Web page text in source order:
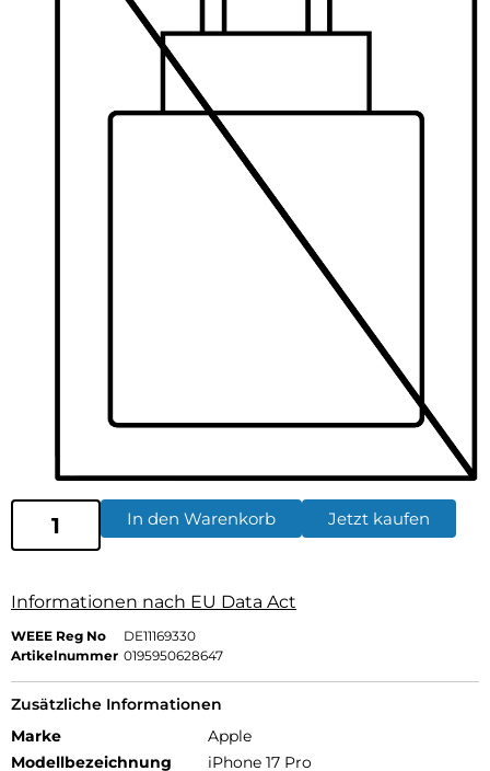
In den Warenkorb Jetzt kaufen
Informationen nach EU Data Act
WEEE Reg No
DE11169330
Artikelnummer 0195950628647
Zusätzliche Informationen
Marke
Apple
Modellbezeichnung
iPhone 17 Pro